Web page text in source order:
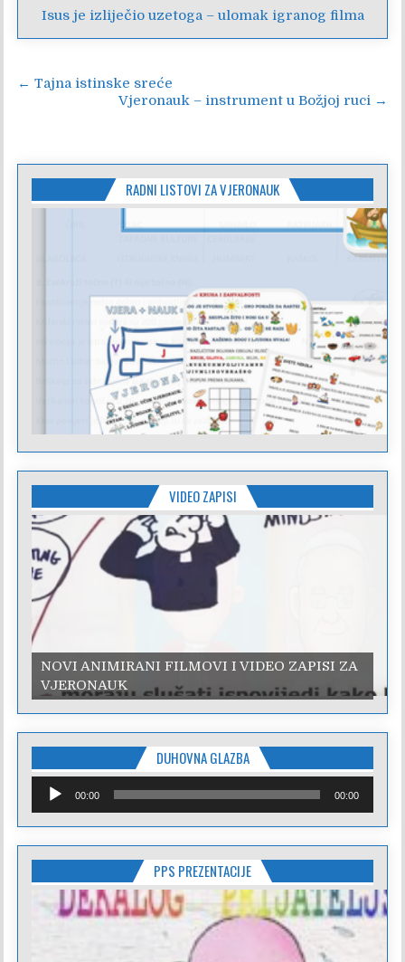
Isus je izliječio uzetoga – ulomak igranog filma
Navigacija
← Tajna istinske sreće
Vjeronauk – instrument u Božjoj ruci →
RADNI LISTOVI ZA VJERONAUK
VIDEO ZAPISI
NOVI ANIMIRANI FILMOVI I VIDEO ZAPISI ZA
VJERONAUK
DUHOVNA GLAZBA
Reproduktor
audiozapisa
00:00 00:00
PPS PREZENTACIJE